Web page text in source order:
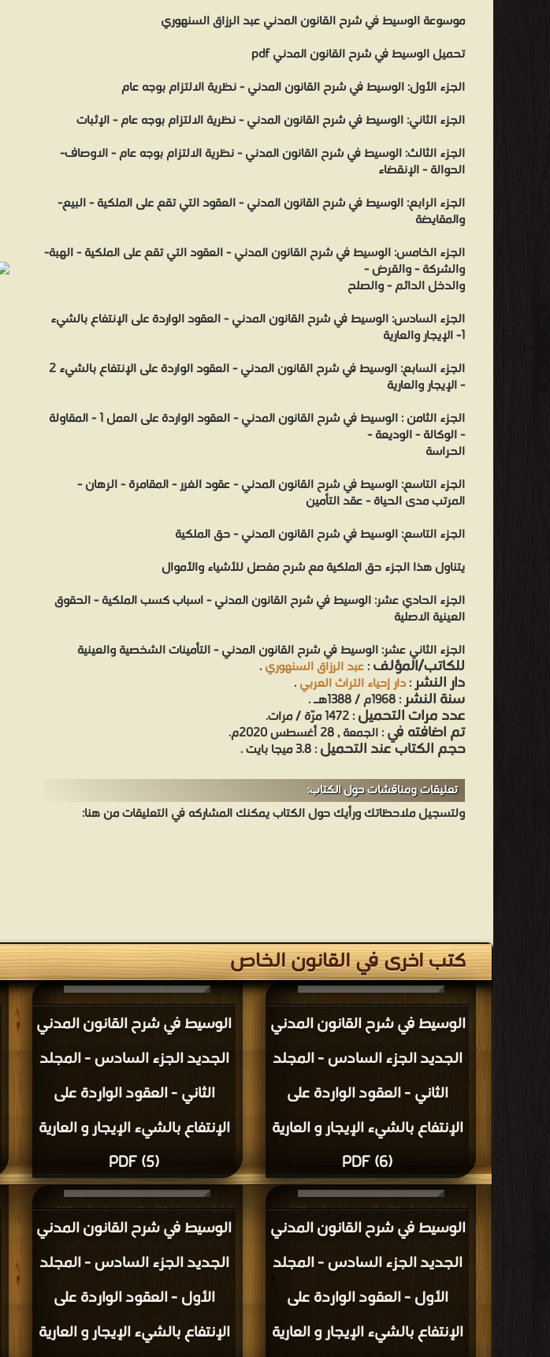
موسوعة الوسيط في شرح القانون المدني عبد الرزاق السنهوري
تحميل الوسيط في شرح القانون المدني pdf
الجزء الأول: الوسيط في شرح القانون المدني - نظرية الالتزام بوجه عام
الجزء الثاني: الوسيط في شرح القانون المدني - نظرية الالتزام بوجه عام - الإثبات
الجزء الثالث: الوسيط في شرح القانون المدني - نظرية الالتزام بوجه عام - الاوصاف-
الحوالة - الإنقضاء
الجزء الرابع: الوسيط في شرح القانون المدني - العقود التي تقع على الملكية - البيع-
والمقايضة
الجزء الخامس: الوسيط في شرح القانون المدني - العقود التي تقع على الملكية - الهبة-
والشركة - والقرض -
والدخل الدائم - والصلح
الجزء السادس: الوسيط في شرح القانون المدني - العقود الواردة على الإنتفاع بالشيء
1- الإيجار والعارية
الجزء السابع: الوسيط في شرح القانون المدني - العقود الواردة على الإنتفاع بالشيء 2
- الإيجار والعارية
الجزء الثامن : الوسيط في شرح القانون المدني - العقود الواردة على العمل 1 - المقاولة
- الوكالة - الوديعة -
الحراسة
الجزء التاسع: الوسيط في شرح القانون المدني - عقود الغرر - المقامرة - الرهان -
المرتب مدى الحياة - عقد التأمين
الجزء التاسع: الوسيط في شرح القانون المدني - حق الملكية
يتناول هذا الجزء حق الملكية مع شرح مفصل للأشياء والأموال
الجزء الحادي عشر: الوسيط في شرح القانون المدني - اسباب كسب الملكية - الحقوق
العينية الاصلية
الجزء الثاني عشر: الوسيط في شرح القانون المدني - التأمينات الشخصية والعينية
للكاتب/المؤلف:عبد الرزاق السنهوري.
دار النشر:دار إحياء التراث العربي.
سنة النشر: 1968م / 1388هـ .
عدد مرات التحميل: 1472 مرّة / مرات.
تم اضافته في: الجمعة , 28 أغسطس 2020م.
حجم الكتاب عند التحميل: 3.8 ميجا بايت .
تعليقات ومناقشات حول الكتاب:
ولتسجيل ملاحظاتك ورأيك حول الكتاب يمكنك المشاركه في التعليقات من هنا:
كتب اخرى في القانون الخاص
الوسيط في شرح القانون المدني
الجديد الجزء السادس - المجلد
الثاني - العقود الواردة على
الإنتفاع بالشيء الإيجار و العارية
(5) PDF
قراءة و تحميل كتاب الوسيط في شرح القانون
المدني الجديد الجزء السادس - المجلد الثاني -
العقود الواردة على الإنتفاع بالشيء الإيجار و
العارية (5) PDF مجانا
الوسيط في شرح القانون المدني
الجديد الجزء السادس - المجلد
الثاني - العقود الواردة على
الإنتفاع بالشيء الإيجار و العارية
(6) PDF
قراءة و تحميل كتاب الوسيط في شرح القانون
المدني الجديد الجزء السادس - المجلد الثاني -
العقود الواردة على الإنتفاع بالشيء الإيجار و
العارية (6) PDF مجانا
الوسيط في شرح القانون المدني
الجديد الجزء السادس - المجلد
الأول - العقود الواردة على
الإنتفاع بالشيء الإيجار و العارية
قراءة و تحميل كتاب الوسيط في شرح القانون
المدني الجديد الجزء السادس - المجلد الأول -
العقود الواردة على الإنتفاع بالشيء الإيجار و
العارية (8) PDF مجانا
الوسيط في شرح القانون المدني
الجديد الجزء السادس - المجلد
الأول - العقود الواردة على
الإنتفاع بالشيء الإيجار و العارية
قراءة و تحميل كتاب الوسيط في شرح القانون
المدني الجديد الجزء السادس - المجلد الأول -
العقود الواردة على الإنتفاع بالشيء الإيجار و
العارية (7) PDF مجانا